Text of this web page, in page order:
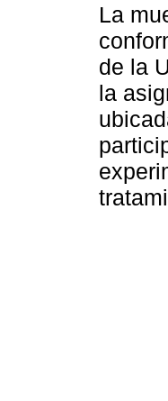
La
de la
la